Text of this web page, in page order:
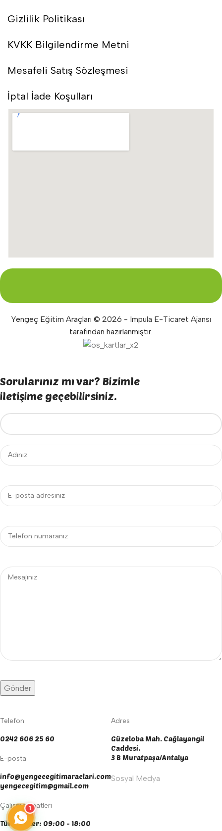
Gizlilik Politikası
KVKK Bilgilendirme Metni
Mesafeli Satış Sözleşmesi
İptal İade Koşulları
Yengeç Eğitim Araçları © 2026 - Impula E-Ticaret Ajansı
tarafından hazırlanmıştır.
Sorularınız mı var? Bizimle
iletişime geçebilirsiniz.
Telefon
0242 606 25 60
E-posta
info@yengecegitimaraclari.com
yengecegitim@gmail.com
Çalışma Saatleri
Tüm Günler: 09:00 - 18:00
Adres
Güzeloba Mah. Cağlayangil
Caddesi.
3 B Muratpaşa/Antalya
Sosyal Medya
1